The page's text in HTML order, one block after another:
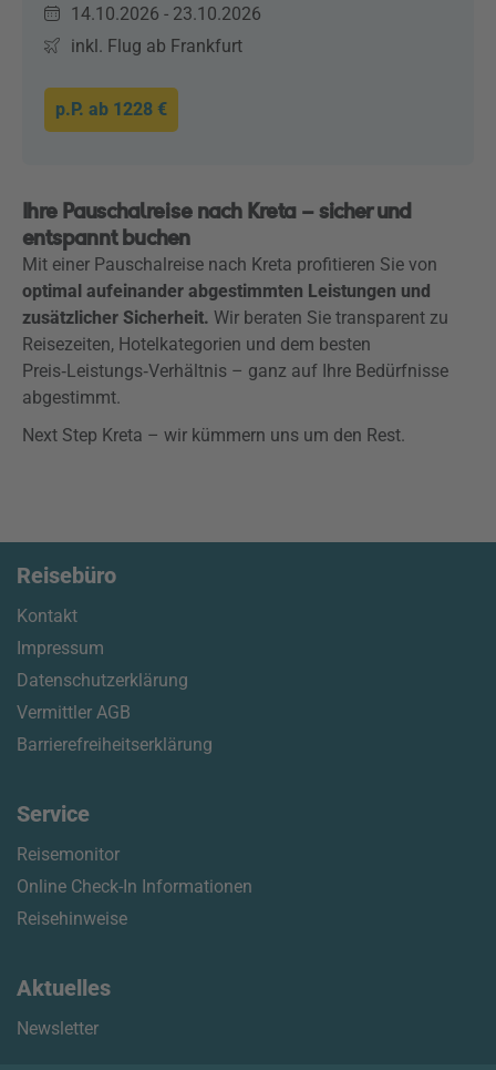
14.10.2026 - 23.10.2026
inkl. Flug ab Frankfurt
p.P. ab 1228 €
Ihre Pauschalreise nach Kreta – sicher und
entspannt buchen
Mit einer Pauschalreise nach Kreta profitieren Sie von
optimal aufeinander abgestimmten Leistungen und
zusätzlicher Sicherheit. Wir beraten Sie transparent zu
Reisezeiten, Hotelkategorien und dem besten
Preis‑Leistungs‑Verhältnis – ganz auf Ihre Bedürfnisse
abgestimmt.
Next Step Kreta – wir kümmern uns um den Rest.
Reisebüro
Kontakt
Impressum
Datenschutzerklärung
Vermittler AGB
Barrierefreiheitserklärung
Service
Reisemonitor
Online Check-In Informationen
Reisehinweise
Aktuelles
Newsletter